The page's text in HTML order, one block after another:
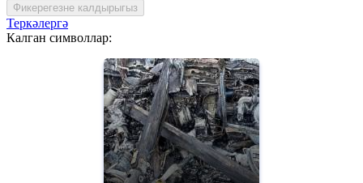
Фикерегезне калдырыгыз
Теркәлергә
Калган символлар: